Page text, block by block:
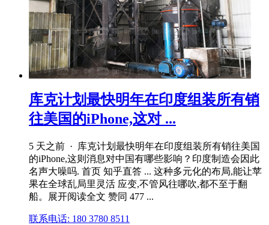
库克计划最快明年在印度组装所有销
往美国的iPhone,这对 ...
5 天之前 · 库克计划最快明年在印度组装所有销往美国
的iPhone,这则消息对中国有哪些影响？印度制造会因此
名声大噪吗. 首页 知乎直答 ... 这种多元化的布局,能让苹
果在全球乱局里灵活 应变,不管风往哪吹,都不至于翻
船。展开阅读全文 赞同 477 ...
联系电话: 180 3780 8511